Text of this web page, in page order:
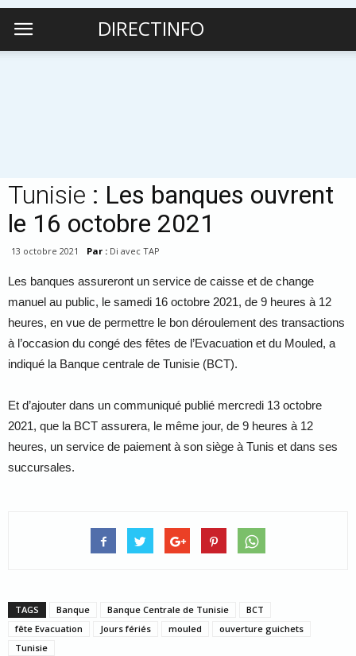
DIRECTINFO
Tunisie : Les banques ouvrent
le 16 octobre 2021
13 octobre 2021 Par : Di avec TAP
Les banques assureront un service de caisse et de change
manuel au public, le samedi 16 octobre 2021, de 9 heures à 12
heures, en vue de permettre le bon déroulement des transactions
à l’occasion du congé des fêtes de l’Evacuation et du Mouled, a
indiqué la Banque centrale de Tunisie (BCT).
Et d’ajouter dans un communiqué publié mercredi 13 octobre
2021, que la BCT assurera, le même jour, de 9 heures à 12
heures, un service de paiement à son siège à Tunis et dans ses
succursales.
TAGS Banque Banque Centrale de Tunisie
BCT
fête Evacuation
Jours fériés mouled
ouverture guichets
Tunisie